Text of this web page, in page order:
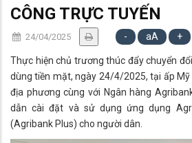
CÔNG TRỰC TUYẾN
24/04/2025 - aA +
Thực hiện chủ trương thúc đẩy chuyển
dùng tiền mặt, ngày 24/4/2025, tại ấp Mỹ
địa phương cùng với Ngân hàng
dẫn cài đặt và sử dụng ứng dụng
(Agribank Plus) cho người dân.